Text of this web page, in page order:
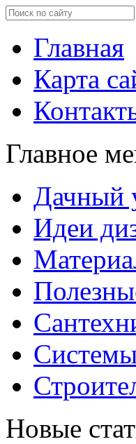
Главная
Карта
Главное
Дачный
Идеи
Новые